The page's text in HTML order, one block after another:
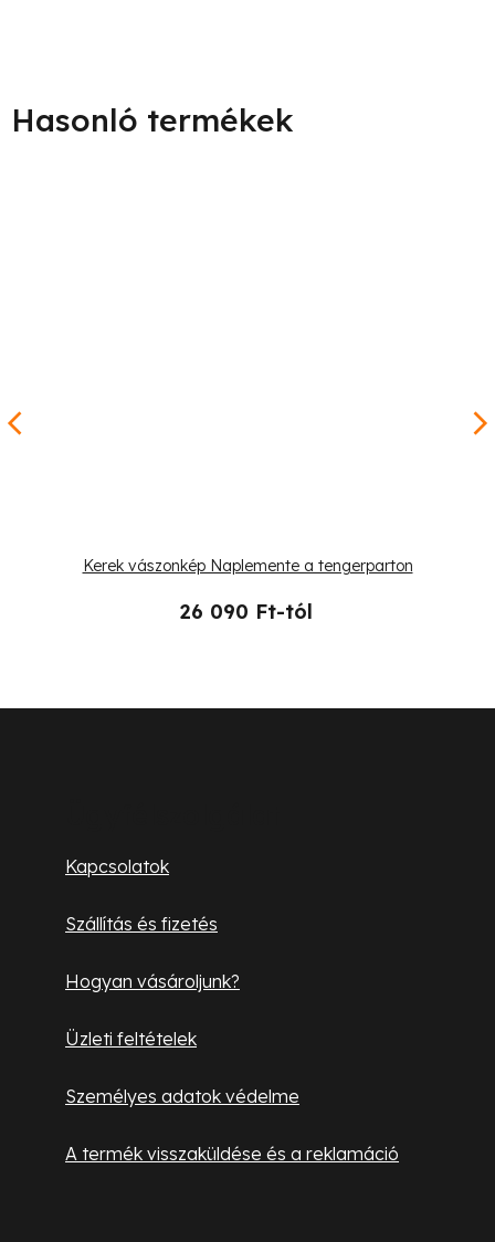
Kerek vászonkép Naplemente a tengerparton
26 090 Ft-tól
Kapcsolatok
Szállítás és fizetés
Hogyan vásároljunk?
Üzleti feltételek
Személyes adatok védelme
A termék visszaküldése és a reklamáció